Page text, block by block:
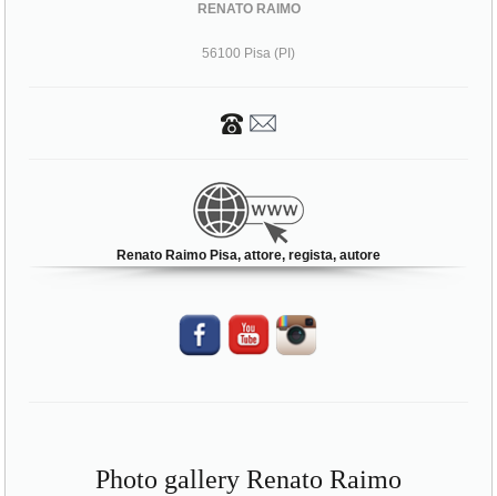
RENATO RAIMO
56100 Pisa (PI)
Renato Raimo Pisa, attore, regista, autore
Photo gallery Renato Raimo